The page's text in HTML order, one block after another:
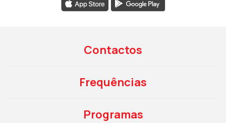
Contactos
Frequências
Programas